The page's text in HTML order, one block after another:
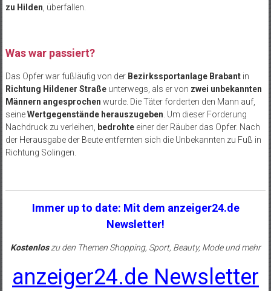
zu Hilden , überfallen.
Was war passiert?
Das Opfer war fußläufig von der Bezirkssportanlage Brabantin
Richtung Hildener Straßeunterwegs, als er von zwei unbekannten
Männern angesprochen wurde. Die Täter forderten den Mann auf,
seineWertgegenstände herauszugeben . Um dieser Forderung
Nachdruck zu verleihen, bedrohteeiner der Räuber das Opfer. Nach
der Herausgabe der Beute entfernten sich die Unbekannten zu Fuß in
Richtung Solingen.
Immer up to date: Mit dem anzeiger24.de
Newsletter!
Kostenloszu den Themen Shopping, Sport, Beauty, Mode und mehr
anzeiger24.de Newsletter